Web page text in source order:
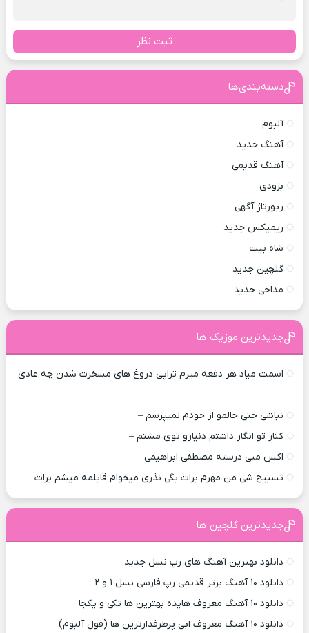
ثبت نظر
دسته‌بندی‌ها
آلبوم
آهنگ جدید
آهنگ قدیمی
بزودی
رپورتاژ آگهی
ریمیکس جدید
شاه بیت
گلچین جدید
مداحی جدید
جدیدترین موزیک ها
اسمت میاد هر دفعه میرم تراپی دروغ‌ های مسخرت شدن چه عادی
–
نباشی حتی حالمو از خودم نمیپرسم –
کنار تو انگار داشتم دنیارو توی مشتم –
اکس منی درسته مصطفی ابراهیمی
تسبیح شی من مهرم برات بگی نذری میخوام قابلمه میشم برات –
جدیدترین گلچین ها
دانلود بهترین آهنگ های رپ نسل جدید
دانلود ۱۰ آهنگ برتر قدیمی رپ فارسی نسل ۱ و ۲
دانلود ۱۰ آهنگ معروف هایده بهترین ها تکی و یکجا
دانلود ۱۰ آهنگ معروف ابی پرطرفدارترین ها (فول آلبوم)